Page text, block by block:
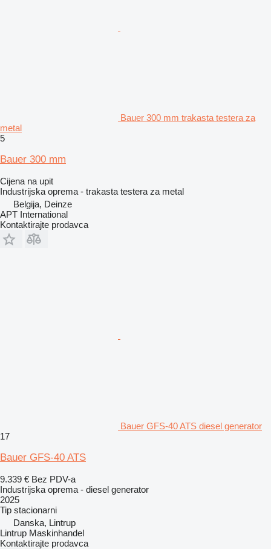
Bauer 300 mm trakasta testera za
metal
5
Bauer 300 mm
Cijena na upit
Industrijska oprema - trakasta testera za metal
Belgija, Deinze
APT International
Kontaktirajte prodavca
Bauer GFS-40 ATS diesel generator
17
Bauer GFS-40 ATS
9.339 € Bez PDV-a
Industrijska oprema - diesel generator
2025
Tip stacionarni
Danska, Lintrup
Lintrup Maskinhandel
Kontaktirajte prodavca